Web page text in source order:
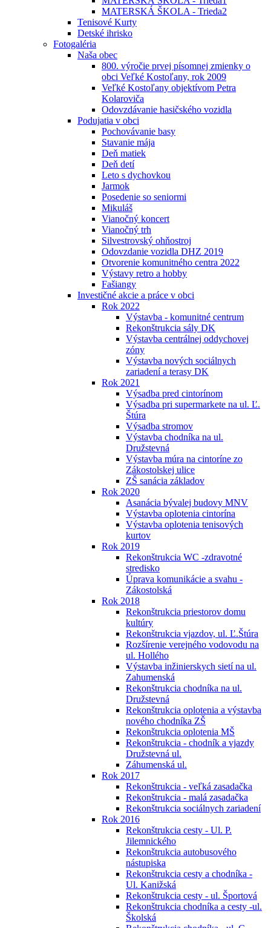
MATERSKÁ ŠKOLA - Trieda2
Tenisové Kurty
Detské ihrisko
Fotogaléria
Naša obec
800. výročie prvej písomnej zmienky o
obci Veľké Kostoľany, rok 2009
Veľké Kostoľany objektívom Petra
Kolaroviča
Odovzdávanie hasičského vozidla
Podujatia v obci
Pochovávanie basy
Stavanie mája
Deň matiek
Deň detí
Leto s dychovkou
Jarmok
Posedenie so seniormi
Mikuláš
Vianočný koncert
Vianočný trh
Silvestrovský ohňostroj
Odovzdanie vozidla DHZ 2019
Otvorenie komunitného centra 2022
Výstavy retro a hobby
Fašiangy
Investičné akcie a práce v obci
Rok 2022
Výstavba - komunitné centrum
Rekonštrukcia sály DK
Výstavba centrálnej oddychovej
zóny
Výstavba nových sociálnych
zariadení a terasy DK
Rok 2021
Výsadba pred cintorínom
Výsadba pri supermarkete na ul. Ľ.
Štúra
Výsadba stromov
Výstavba chodníka na ul.
Družstevná
Výstavba múra na cintoríne zo
Zákostolskej ulice
ZŠ sanácia základov
Rok 2020
Asanácia bývalej budovy MNV
Výstavba oplotenia cintorína
Výstavba oplotenia tenisových
kurtov
Rok 2019
Rekonštrukcia WC -zdravotné
stredisko
Úprava komunikácie a svahu -
Zákostolská
Rok 2018
Rekonštrukcia priestorov domu
kultúry
Rekonštrukcia vjazdov, ul. Ľ.Štúra
Rozšírenie verejného vodovodu na
ul. Hollého
Výstavba inžinierskych sietí na ul.
Zahumenská
Rekonštrukcia chodníka na ul.
Družstevná
Rekonštrukcia oplotenia a výstavba
nového chodníka ZŠ
Rekonštrukcia oplotenia MŠ
Rekonštrukcia - chodník a vjazdy
Družstevná ul.
Záhumenská ul.
Rok 2017
Rekonštrukcia - veľká zasadačka
Rekonštrukcia - malá zasadačka
Rekonštrukcia sociálnych zariadení
Rok 2016
Rekonštrukcia cesty - Ul. P.
Jilemnického
Rekonštrukcia autobusového
nástupiska
Rekonštrukcia cesty a chodníka -
Ul. Kanižská
Rekonštrukcia cesty - ul. Športová
Rekonštrukcia chodníka a cesty -ul.
Školská